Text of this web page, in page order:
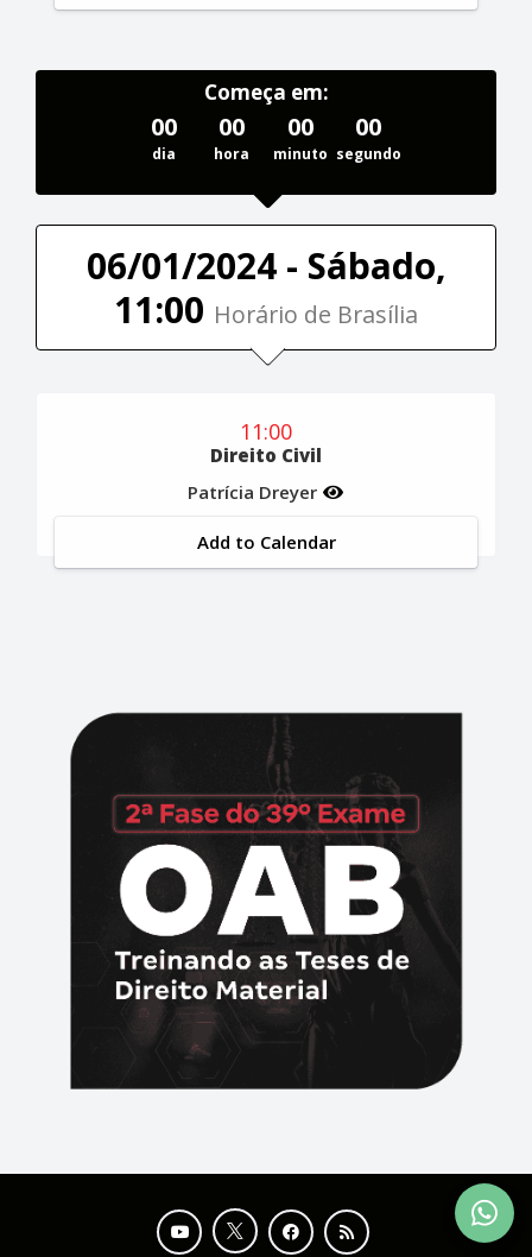
Começa em:
00
dia
00
hora
00
minuto
00
segundo
06/01/2024 - Sábado,
11:00 Horário de Brasília
11:00
Direito Civil
Patrícia Dreyer
Add to Calendar